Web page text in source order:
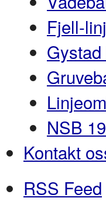
Fjell-
NSB
Kontakt
RSS Feed